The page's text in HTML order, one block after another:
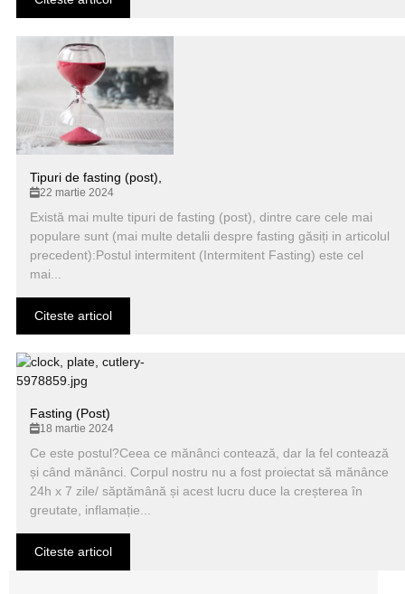
Tipuri de fasting (post),
22 martie 2024
Există mai multe tipuri de fasting (post), dintre care cele mai
populare sunt (mai multe detalii despre fasting găsiți in articolul
precedent):Postul intermitent (Intermitent Fasting) este cel
mai...
Citeste articol
Fasting (Post)
18 martie 2024
Ce este postul?Ceea ce mănânci contează, dar la fel contează
și când mănânci. Corpul nostru nu a fost proiectat să mănânce
24h x 7 zile/ săptămână și acest lucru duce la creșterea în
greutate, inflamație...
Citeste articol